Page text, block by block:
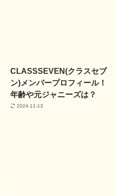
CLASSSEVEN(クラスセブ
ン)メンバープロフィール！
年齢や元ジャニーズは？
2024-11-13